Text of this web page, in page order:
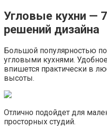
Угловые кухни —
решений дизайна
Большой популярностью
угловыми кухнями.
впишется практически в
высоты.
Отлично подойдет для
просторных студий.